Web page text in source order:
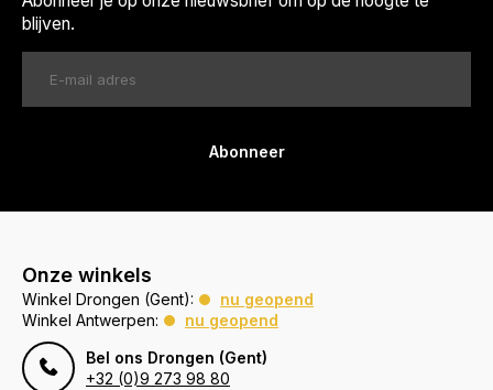
blijven.
Abonneer
Onze winkels
Winkel Drongen (Gent):
nu geopend
Winkel Antwerpen:
nu geopend
Bel ons Drongen (Gent)
+32 (0)9 273 98 80